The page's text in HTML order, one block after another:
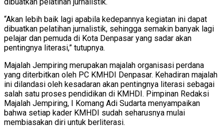
“Akan lebih baik lagi apabila kedepannya kegiatan ini dapat
dibuatkan pelatihan jurnalistik, sehingga semakin banyak lagi
pelajar dan pemuda di Kota Denpasar yang sadar akan
pentingnya literasi,” tutupnya.
Majalah Jempiring merupakan majalah organisasi perdana
yang diterbitkan oleh PC KMHDI Denpasar. Kehadiran majalah
ini dilandasi oleh kesadaran akan pentingnya literasi sebagai
salah satu proses pendidikan di KMHDI. Pimpinan Redaksi
Majalah Jempiring, I Komang Adi Sudarta menyampaikan
bahwa setiap kader KMHDI sudah seharusnya mulai
membiasakan diri untuk berliterasi.